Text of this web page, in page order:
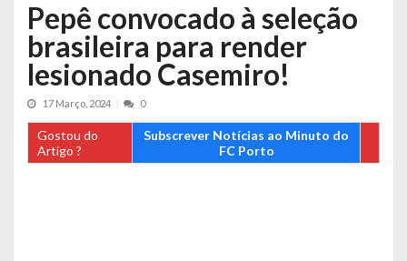
Pepê convocado à seleção
brasileira para render
lesionado Casemiro!
17 Março, 2024 0
Gostou do
Artigo ?
Subscrever Notícias ao Minuto do
FC Porto